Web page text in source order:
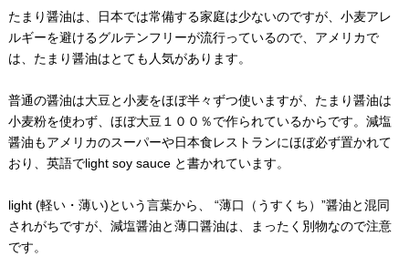
たまり醤油は、日本では常備する家庭は少ないのですが、小麦アレ
ルギーを避けるグルテンフリーが流行っているので、アメリカで
は、たまり醤油はとても人気があります。
普通の醤油は大豆と小麦をほぼ半々ずつ使いますが、たまり醤油は
小麦粉を使わず、ほぼ大豆１００％で作られているからです。減塩
醤油もアメリカのスーパーや日本食レストランにほぼ必ず置かれて
おり、英語でlight soy sauce と書かれています。
light (軽い・薄い)という言葉から、 “薄口（うすくち）”醤油と混同
されがちですが、減塩醤油と薄口醤油は、まったく別物なので注意
です。